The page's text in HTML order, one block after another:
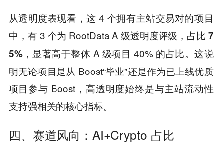
从透明度表现看，这 4 个拥有主站交易对的项目
中，有 3 个为 RootData A 级透明度评级，占比 7
5%，显著高于整体 A 级项目 40% 的占比。这说
明无论项目是从 Boost“毕业”还是作为已上线优质
项目参与 Boost，高透明度始终是与主站流动性
支持强相关的核心指标。
四、赛道风向：AI+Crypto 占比